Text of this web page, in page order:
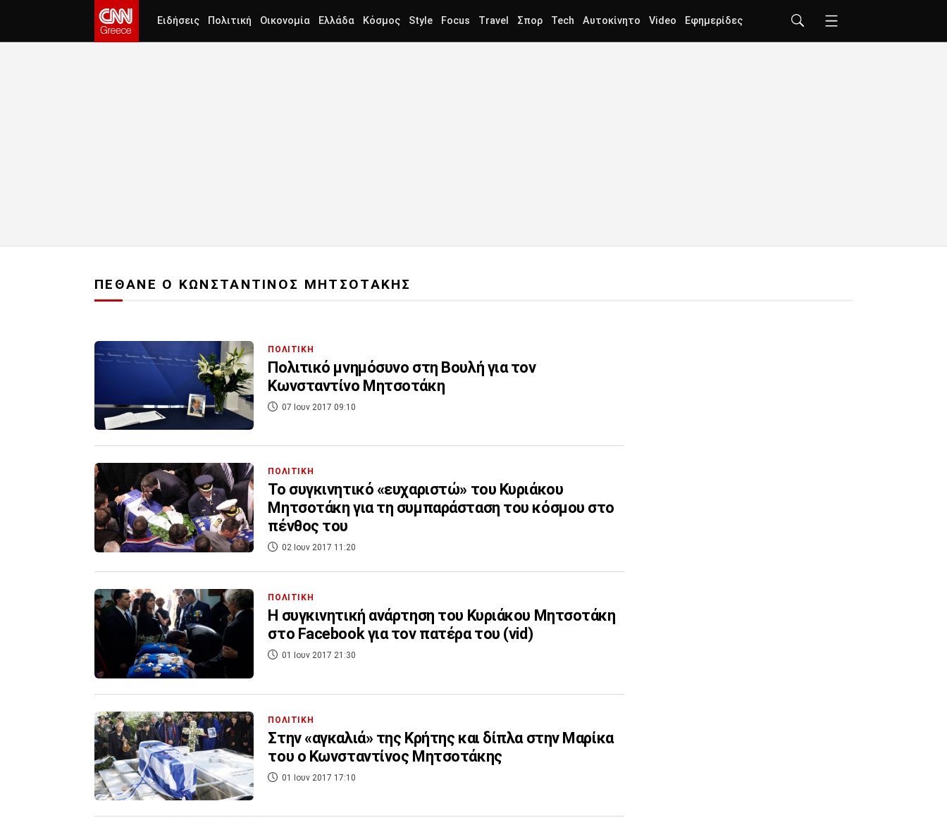
Ειδήσεις Πολιτική Οικονομία Ελλάδα Κόσμος Style Focus Travel Σπορ Tech Αυτοκίνητο Video Εφημερίδες
ΠΕΘΑΝΕ Ο ΚΩΝΣΤΑΝΤΙΝΟΣ ΜΗΤΣΟΤΑΚΗΣ
ΠΟΛΙΤΙΚΗ
Πολιτικό μνημόσυνο στη Βουλή για τον
Κωνσταντίνο Μητσοτάκη
07 Ιουν 2017 09:10
ΠΟΛΙΤΙΚΗ
Το συγκινητικό «ευχαριστώ» του Κυριάκου
Μητσοτάκη για τη συμπαράσταση του κόσμου στο
πένθος του
02 Ιουν 2017 11:20
ΠΟΛΙΤΙΚΗ
Η συγκινητική ανάρτηση του Κυριάκου Μητσοτάκη
στο Facebook για τον πατέρα του (vid)
01 Ιουν 2017 21:30
ΠΟΛΙΤΙΚΗ
Στην «αγκαλιά» της Κρήτης και δίπλα στην Μαρίκα
του ο Κωνσταντίνος Μητσοτάκης
01 Ιουν 2017 17:10